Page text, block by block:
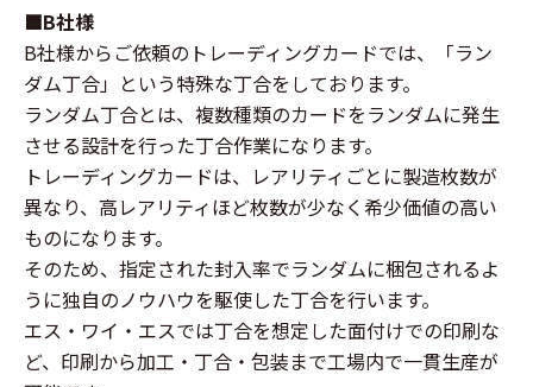
■B社様
B社様からご依頼のトレーディングカードでは、「ラン
ダム丁合」という特殊な丁合をしております。
ランダム丁合とは、複数種類のカードをランダムに発生
させる設計を行った丁合作業になります。
トレーディングカードは、レアリティごとに製造枚数が
異なり、高レアリティほど枚数が少なく希少価値の高い
ものになります。
そのため、指定された封入率でランダムに梱包されるよ
うに独自のノウハウを駆使した丁合を行います。
エス・ワイ・エスでは丁合を想定した面付けでの印刷な
ど、印刷から加工・丁合・包装まで工場内で一貫生産が